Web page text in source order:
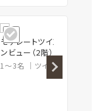
モデレートツイン／オーシャ
ンビュー（2階）
1～3名 ツイン